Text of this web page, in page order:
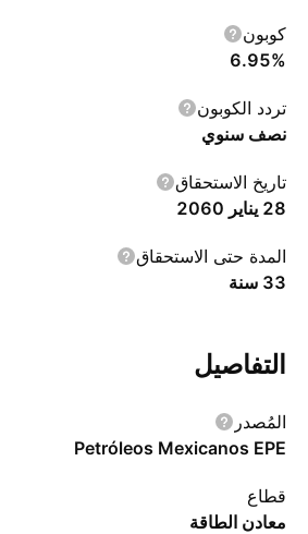
كوبون
6.95%
تردد الكوبون
نصف سنوي
تاريخ الاستحقاق
28 يناير 2060
المدة حتى الاستحقاق
‎33‎ سنة‎
التفاصيل
المُصدر
Petróleos Mexicanos EPE
قطاع
معادن الطاقة